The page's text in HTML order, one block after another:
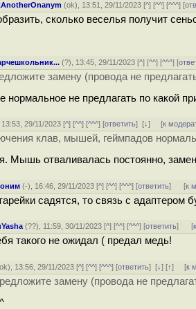
(ok), 13:51, 29/11/2023 [^] [^^] [^^^] [
сколько веселья получит
(?), 13:45, 29/11/2023 [^] [^^] [^^^] [
замену (провода не
нормальное не предлагать по какой
13:53, 29/11/2023 [^] [^^] [^^^] [ответить][↓] [к
клав, мышей, геймпадов
Мышь отваливалась постоянно,
(-), 16:46, 29/11/2023 [^] [^^] [^^^] [ответить] [к
садятся, то связь с адаптером
(??), 11:59, 30/11/2023 [^] [^^] [^^^] [ответить] [
такого не ожидал ( предал медь!
ok), 13:56, 29/11/2023 [^] [^^] [^^^] [ответить][↓] [↑] [к
замену (провода не